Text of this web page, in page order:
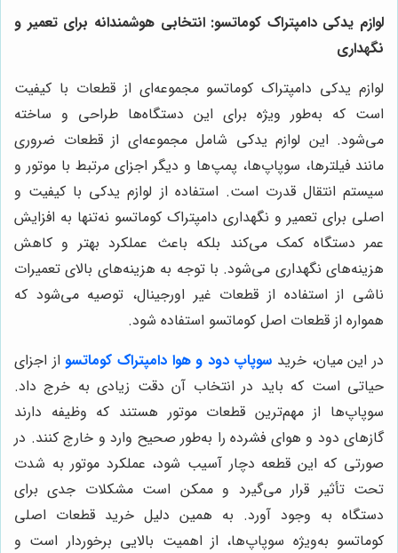
لوازم یدکی دامپتراک کوماتسو: انتخابی هوشمندانه برای تعمیر و
نگهداری
لوازم یدکی دامپتراک کوماتسو مجموعه‌ای از قطعات با کیفیت
است که به‌طور ویژه برای این دستگاه‌ها طراحی و ساخته
می‌شود. این لوازم یدکی شامل مجموعه‌ای از قطعات ضروری
مانند فیلترها، سوپاپ‌ها، پمپ‌ها و دیگر اجزای مرتبط با موتور و
سیستم انتقال قدرت است. استفاده از لوازم یدکی با کیفیت و
اصلی برای تعمیر و نگهداری دامپتراک کوماتسو نه‌تنها به افزایش
عمر دستگاه کمک می‌کند بلکه باعث عملکرد بهتر و کاهش
هزینه‌های نگهداری می‌شود. با توجه به هزینه‌های بالای تعمیرات
ناشی از استفاده از قطعات غیر اورجینال، توصیه می‌شود که
همواره از قطعات اصل کوماتسو استفاده شود.
در این میان، خرید سوپاپ دود و هوا دامپتراک کوماتسواز اجزای
حیاتی است که باید در انتخاب آن دقت زیادی به خرج داد.
سوپاپ‌ها از مهم‌ترین قطعات موتور هستند که وظیفه دارند
گازهای دود و هوای فشرده را به‌طور صحیح وارد و خارج کنند. در
صورتی که این قطعه دچار آسیب شود، عملکرد موتور به شدت
تحت تأثیر قرار می‌گیرد و ممکن است مشکلات جدی برای
دستگاه به وجود آورد. به همین دلیل خرید قطعات اصلی
کوماتسو به‌ویژه سوپاپ‌ها، از اهمیت بالایی برخوردار است و